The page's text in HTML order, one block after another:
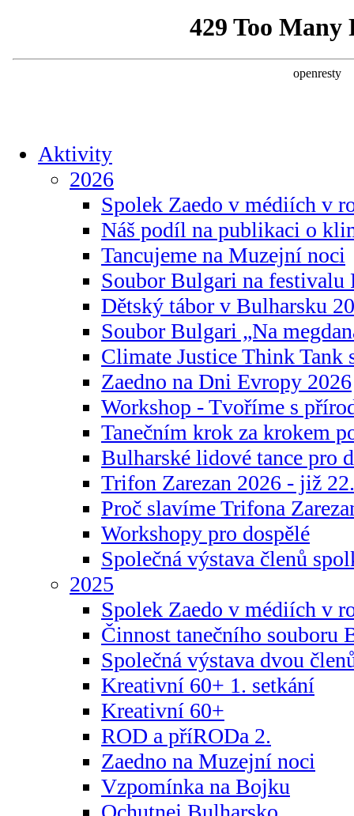
Aktivity
2026
Spolek Zaedo v médiích v
Náš podíl na publikaci o
Tancujeme na Muzejní noci
Soubor Bulgari na festivalu
Dětský tábor v Bulharsku
Soubor Bulgari „Na
Climate Justice Think Tank
Zaedno na Dni Evropy 2026
Workshop - Tvoříme s
Tanečním krok za krokem
Bulharské lidové tance pro
Trifon Zarezan 2026 - již
Proč slavíme Trifona
Workshopy pro dospělé
Společná výstava členů
2025
Spolek Zaedo v médiích v
Činnost tanečního souboru
Společná výstava dvou
Kreativní 60+ 1. setkání
Kreativní 60+
ROD a příRODa 2.
Zaedno na Muzejní noci
Vzpomínka na Bojku